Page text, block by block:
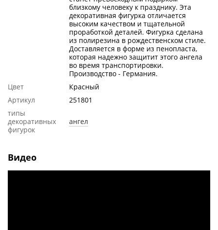
близкому человеку к празднику. Эта
декоративная фигурка отличается
высоким качеством и тщательной
проработкой деталей. Фигурка сделана
из полирезина в рождественском стиле.
Доставляется в форме из пенопласта,
которая надежно защитит этого ангела
во время транспортировки.
Производство - Германия.
Цвет
Красный
Артикул
251801
типы
декоративных
фигурок
ангел
Видео